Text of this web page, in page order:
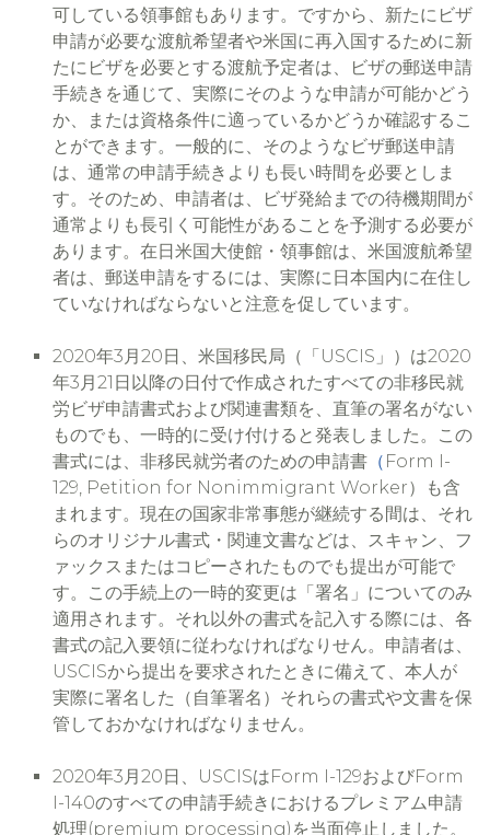
可している領事館もあります。ですから、新たにビザ
申請が必要な渡航希望者や米国に再入国するために新
たにビザを必要とする渡航予定者は、ビザの郵送申請
手続きを通じて、実際にそのような申請が可能かどう
か、または資格条件に適っているかどうか確認するこ
とができます。一般的に、そのようなビザ郵送申請
は、通常の申請手続きよりも長い時間を必要としま
す。そのため、申請者は、ビザ発給までの待機期間が
通常よりも長引く可能性があることを予測する必要が
あります。在日米国大使館・領事館は、米国渡航希望
者は、郵送申請をするには、実際に日本国内に在住し
ていなければならないと注意を促しています。
2020年3月20日、米国移民局（「USCIS」）は2020
年3月21日以降の日付で作成されたすべての非移民就
労ビザ申請書式および関連書類を、直筆の署名がない
ものでも、一時的に受け付けると発表しました。この
書式には、非移民就労者のための申請書 （ Form I-
129, Petition for Nonimmigrant Worker）も含
まれます。現在の国家非常事態が継続する間は、それ
らのオリジナル書式・関連文書などは、スキャン、フ
ァックスまたはコピーされたものでも提出が可能で
す。この手続上の一時的変更は「署名」についてのみ
適用されます。それ以外の書式を記入する際には、各
書式の記入要領に従わなければなりせん。申請者は、
USCISから提出を要求されたときに備えて、本人が
実際に署名した（自筆署名）それらの書式や文書を保
管しておかなければなりません。
2020年3月20日、USCISはForm I-129およびForm
I-140のすべての申請手続きにおけるプレミアム申請
処理(premium processing)を当面停止しました。